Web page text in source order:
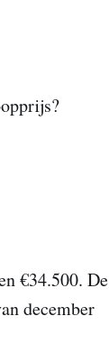
€34.500. De
december